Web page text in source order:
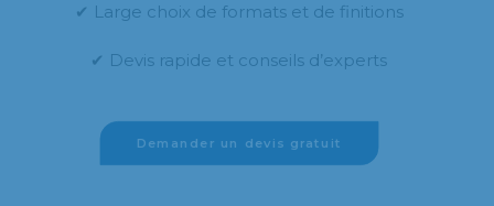
✔ Large choix de formats et de finitions
✔ Devis rapide et conseils d’experts
Demander un devis gratuit